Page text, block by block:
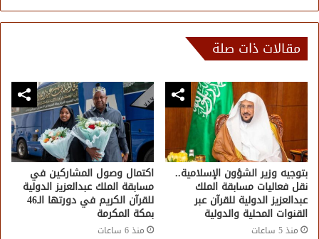
مقالات ذات صلة
بتوجيه وزير الشؤون الإسلامية..
نقل فعاليات مسابقة الملك
عبدالعزيز الدولية للقرآن عبر
القنوات المحلية والدولية
منذ 5 ساعات
اكتمال وصول المشاركين في
مسابقة الملك عبدالعزيز الدولية
للقرآن الكريم في دورتها الـ46
بمكة المكرمة
منذ 6 ساعات